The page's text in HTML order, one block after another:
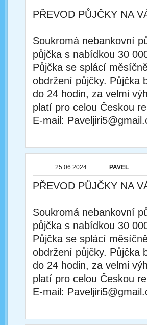
PŘEVOD PŮJČKY NA
Soukromá nebankovní
půjčka s nabídkou 30
Půjčka se splácí
obdržení půjčky. Půjčka
do 24 hodin, za velmi
platí pro celou Českou
E-mail:
25.06.2024 PAVEL
PŘEVOD PŮJČKY NA
Soukromá nebankovní
půjčka s nabídkou 30
Půjčka se splácí
obdržení půjčky. Půjčka
do 24 hodin, za velmi
platí pro celou Českou
E-mail: